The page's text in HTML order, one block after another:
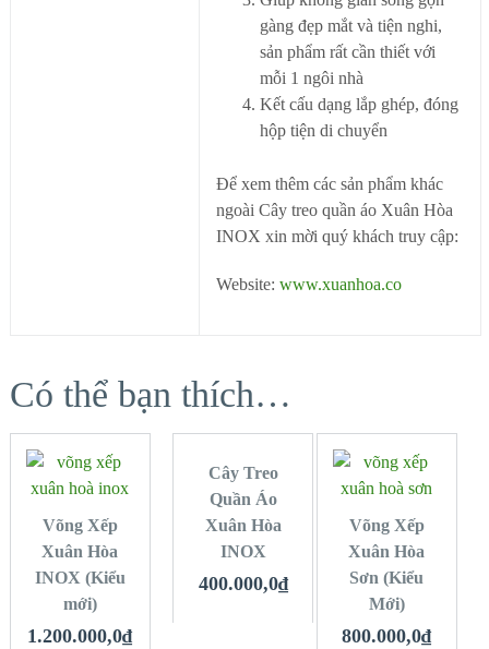
gàng đẹp mắt và tiện nghi,
sản phẩm rất cần thiết với
mỗi 1 ngôi nhà
Kết cấu dạng lắp ghép, đóng
hộp tiện di chuyển
Để xem thêm các sản phẩm khác
ngoài Cây treo quần áo Xuân Hòa
INOX xin mời quý khách truy cập:
Website:www.xuanhoa.co
Có thể bạn thích…
QUICK LOOK
VIEW DETAILS
MUA
HÀNG
Võng Xếp
Xuân Hòa
INOX (Kiểu
mới)
1.200.000,0₫
QUICK LOOK
VIEW DETAILS
MUA
HÀNG
Võng Xếp
Xuân Hòa
Sơn (Kiểu
Mới)
800.000,0₫
QUICK LOOK
VIEW DETAILS
MUA
HÀNG
Cây Treo
Quần Áo
Xuân Hòa
INOX
400.000,0₫